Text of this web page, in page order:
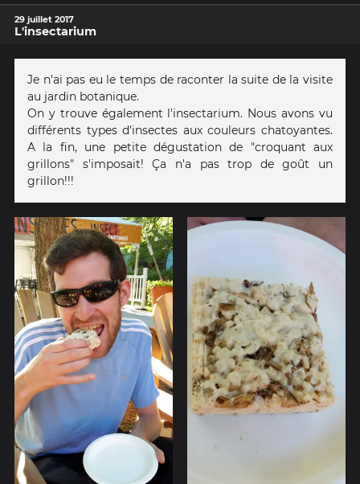
29 juillet 2017
L'insectarium
Je n'ai pas eu le temps de raconter la suite de la visite
au jardin botanique.
On y trouve également l'insectarium. Nous avons vu
différents types d'insectes aux couleurs chatoyantes.
A la fin, une petite dégustation de "croquant aux
grillons" s'imposait! Ça n'a pas trop de goût un
grillon!!!